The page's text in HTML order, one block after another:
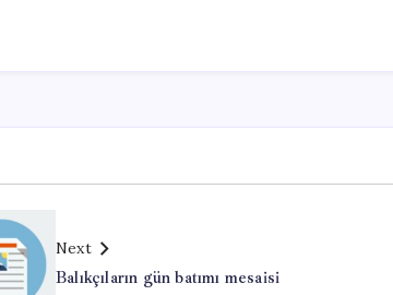
Next
Balıkçıların gün batımı mesaisi